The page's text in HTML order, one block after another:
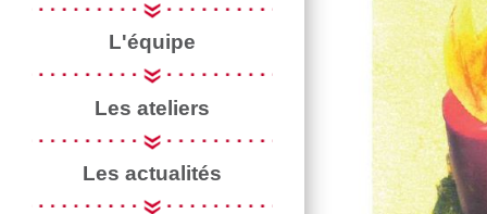
L'équipe
Les ateliers
Les actualités